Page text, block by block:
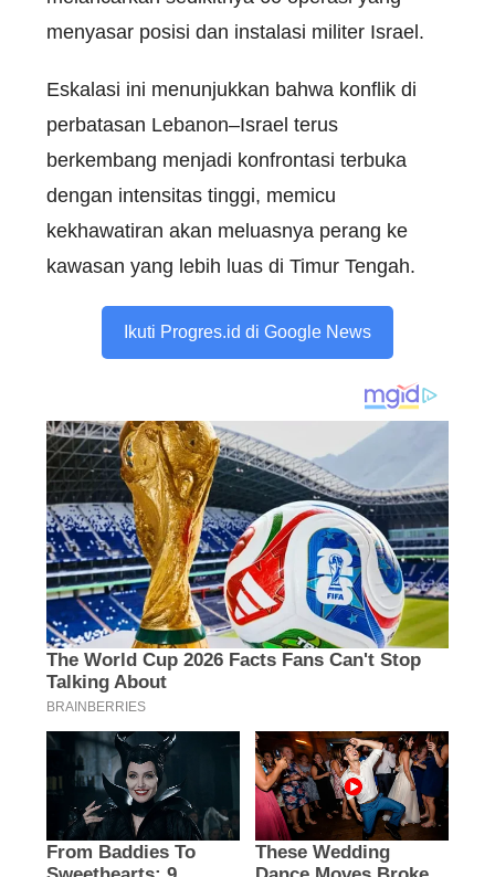
menyasar posisi dan instalasi militer Israel.
Eskalasi ini menunjukkan bahwa konflik di
perbatasan Lebanon–Israel terus
berkembang menjadi konfrontasi terbuka
dengan intensitas tinggi, memicu
kekhawatiran akan meluasnya perang ke
kawasan yang lebih luas di Timur Tengah.
Ikuti Progres.id di Google News